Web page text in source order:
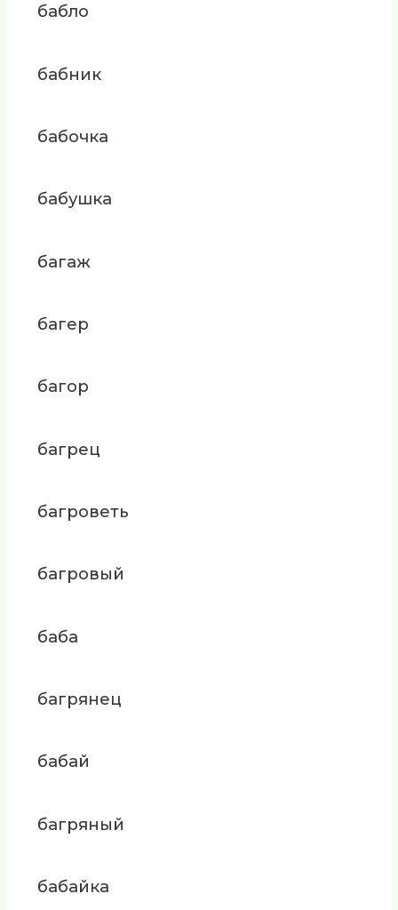
бабло
бабник
бабочка
бабушка
багаж
багер
багор
багрец
багроветь
багровый
баба
багрянец
бабай
багряный
бабайка